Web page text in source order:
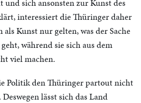
und sich ansonsten zur Kunst des
interessiert die Thüringer daher
als Kunst nur gelten, was der Sache
während sie sich aus dem
viel machen.
Politik den Thüringer partout nicht
lässt sich das Land